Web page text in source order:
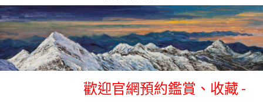
歡迎官網預約鑑賞、收藏 -
0933314105 張先生